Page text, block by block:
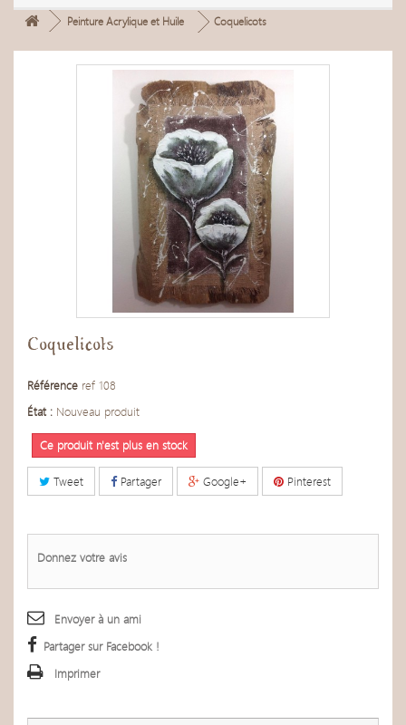
Peinture Acrylique et Huile Coquelicots
Coquelicots
Référence ref 108
État : Nouveau produit
Ce produit n'est plus en stock
Tweet Partager Google+ Pinterest
Donnez votre avis
Envoyer à un ami
Partager sur Facebook !
Imprimer